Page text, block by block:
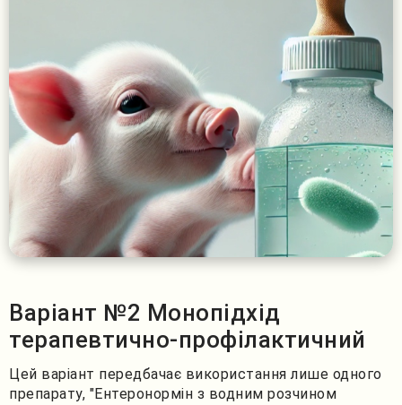
Варіант №2 Монопідхід
терапевтично-профілактичний
Цей варіант передбачає використання лише одного
препарату, "Ентеронормін з водним розчином